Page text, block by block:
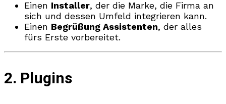
Einen Installer, der die Marke, die Firma an
sich und dessen Umfeld integrieren kann.
Einen Begrüßung Assistenten, der alles
fürs Erste vorbereitet.
2. Plugins